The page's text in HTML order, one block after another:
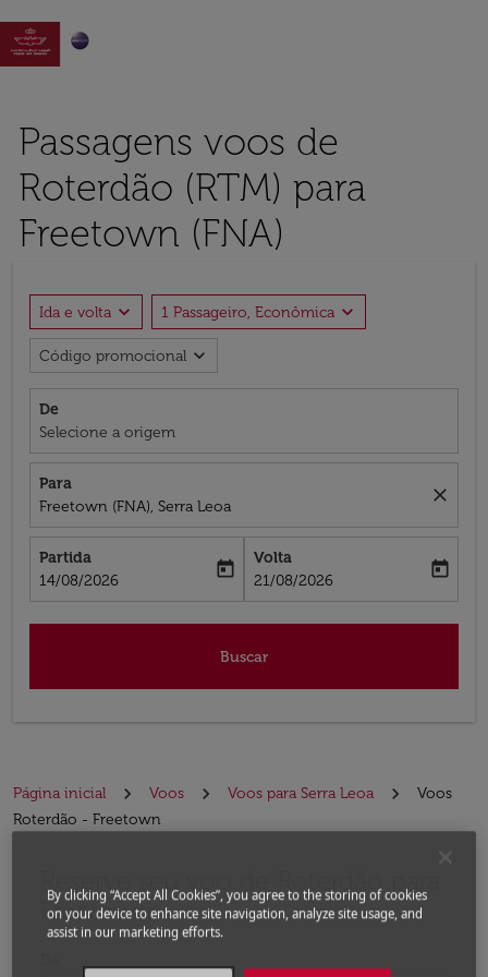

Passagens voos de
Roterdão (RTM) para
Freetown (FNA)
Ida e volta expand_more 1 Passageiro, Econômica expand_more
Código promocional expand_more
De
Selecione a origem
Para
Freetown (FNA), Serra Leoa
close
Partida
fc-booking-departure-date-aria-label
14/08/2026
today
Volta
fc-booking-return-date-aria-label
21/08/2026
today
Buscar
Página inicial Voos Voos para Serra Leoa
Voos
Roterdão - Freetown
Reserve seu voo de Roterdão para
Freetown
By clicking “Accept All Cookies”, you agree to the storing of cookies
on your device to enhance site navigation, analyze site usage, and
assist in our marketing efforts.